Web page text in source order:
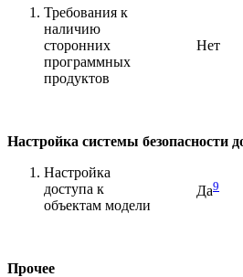
Требования к
наличию
сторонних
программных
продуктов
Нет
Настройка системы безопасности
Настройка
доступа к
объектам модели
Да9
Прочее